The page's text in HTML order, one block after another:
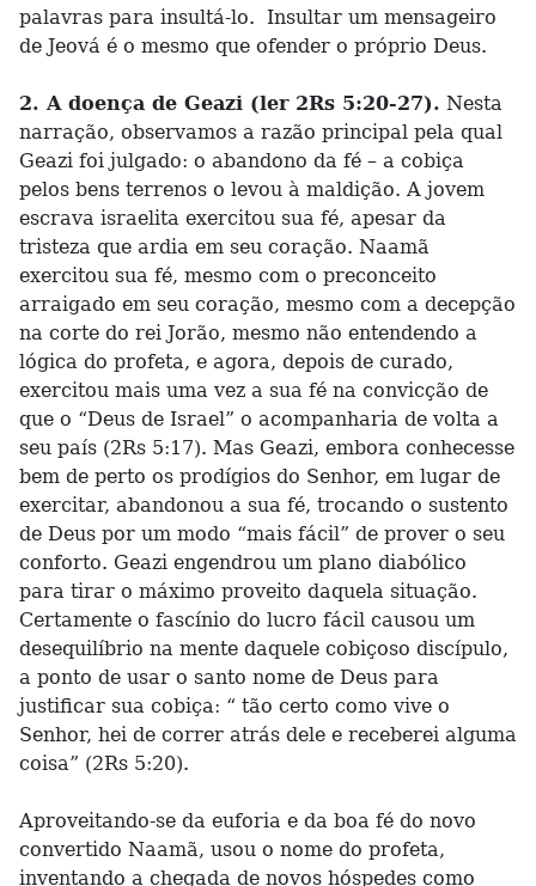
palavras para insultá-lo. Insultar um mensageiro
de Jeová é o mesmo que ofender o próprio Deus.
2. A doença de Geazi (ler 2Rs 5:20-27). Nesta
narração, observamos a razão principal pela qual
Geazi foi julgado: o abandono da fé – a cobiça
pelos bens terrenos o levou à maldição. A jovem
escrava israelita exercitou sua fé, apesar da
tristeza que ardia em seu coração. Naamã
exercitou sua fé, mesmo com o preconceito
arraigado em seu coração, mesmo com a decepção
na corte do rei Jorão, mesmo não entendendo a
lógica do profeta, e agora, depois de curado,
exercitou mais uma vez a sua fé na convicção de
que o “Deus de Israel” o acompanharia de volta a
seu país (2Rs 5:17). Mas Geazi, embora conhecesse
bem de perto os prodígios do Senhor, em lugar de
exercitar, abandonou a sua fé, trocando o sustento
de Deus por um modo “mais fácil” de prover o seu
conforto. Geazi engendrou um plano diabólico
para tirar o máximo proveito daquela situação.
Certamente o fascínio do lucro fácil causou um
desequilíbrio na mente daquele cobiçoso discípulo,
a ponto de usar o santo nome de Deus para
justificar sua cobiça: “ tão certo como vive o
Senhor, hei de correr atrás dele e receberei alguma
coisa” (2Rs 5:20).
Aproveitando-se da euforia e da boa fé do novo
convertido Naamã, usou o nome do profeta,
inventando a chegada de novos hóspedes como